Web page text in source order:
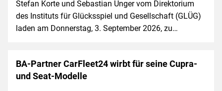
Stefan Korte und Sebastian Unger vom Direktorium
des Instituts für Glücksspiel und Gesellschaft (GLÜG)
laden am Donnerstag, 3. September 2026, zu…
BA-Partner CarFleet24 wirbt für seine Cupra-
und Seat-Modelle